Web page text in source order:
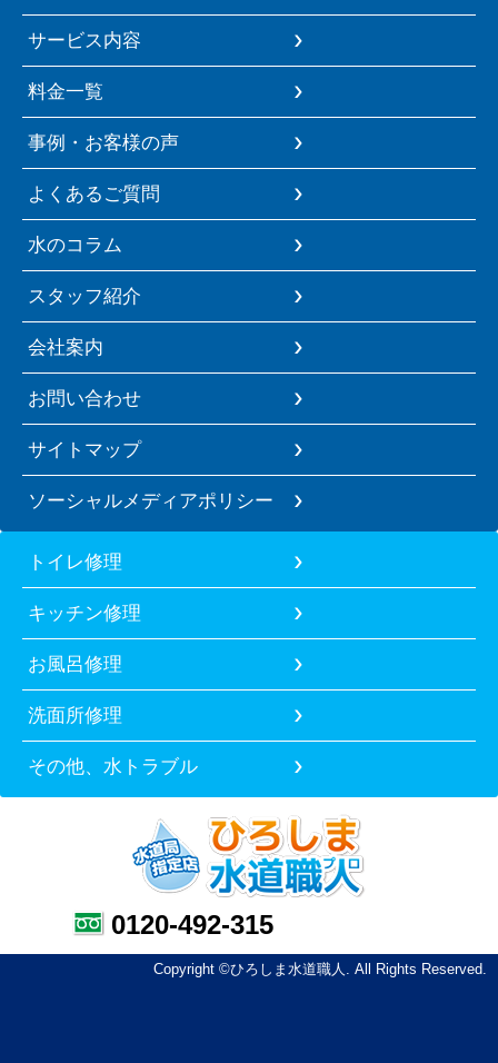
サービス内容
料金一覧
事例・お客様の声
よくあるご質問
水のコラム
スタッフ紹介
会社案内
お問い合わせ
サイトマップ
ソーシャルメディアポリシー
トイレ修理
キッチン修理
お風呂修理
洗面所修理
その他、水トラブル
0120-492-315
Copyright ©ひろしま水道職人. All Rights Reserved.